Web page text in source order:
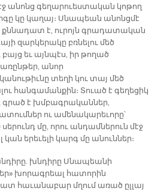
անոնց գեղարուեստական կոթող
կը կաղայ։ Սնապեան անոնցմէ
քննադատ է, ուրոյն գրադատական
զարկերակը բռնելու մեծ
բայց եւ այնպէս, իր թողած
անոր
տեղի կու տայ մեծ
հանգամանքին։ Տուած է գեղեցիկ
է խմբագրականներ,
ու ամենակարեւորը՝
մը, որու անդամներուն մէջ
կան երեւելի կարգ մը անուններ։
խնդիրը Սնապեանի
խորագրեալ հատորին
հաւանաբար մղում առած ըլլայ